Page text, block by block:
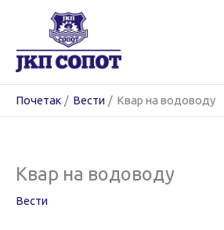
Почетак Вести Квар на водоводу
Квар на водоводу
Вести